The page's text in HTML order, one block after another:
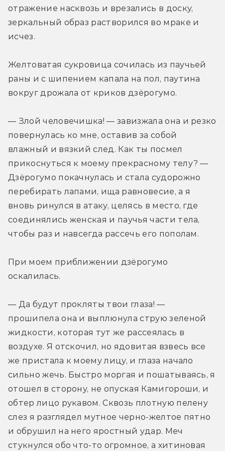
отражение насквозь и врезались в доску,
зеркальный образ растворился во мраке и
исчез.
Желтоватая сукровица сочилась из паучьей
раны и с шипением капала на пол, паутина
вокруг дрожала от криков дзёрогумо.
— Злой человечишка! — завизжала она и резко
повернулась ко мне, оставив за собой
влажный и вязкий след. Как ты посмел
прикоснуться к моему прекрасному телу? —
Дзёрогумо покачнулась и стала судорожно
перебирать лапами, ища равновесие, а я
вновь ринулся в атаку, целясь в место, где
соединялись женская и паучья части тела,
чтобы раз и навсегда рассечь его пополам.
При моем приближении дзёрогумо
оскалилась.
— Да будут прокляты твои глаза! —
прошипела она и выплюнула струю зеленой
жидкости, которая тут же рассеялась в
воздухе. Я отскочил, но ядовитая взвесь все
же пристала к моему лицу, и глаза начало
сильно жечь. Быстро моргая и пошатываясь, я
отошел в сторону, не опуская Камигороши, и
обтер лицо рукавом. Сквозь плотную пелену
слез я разглядел мутное черно-­желтое пятно
и обрушил на него яростный удар. Меч
стукнулся обо что-­то огромное, а хитиновая